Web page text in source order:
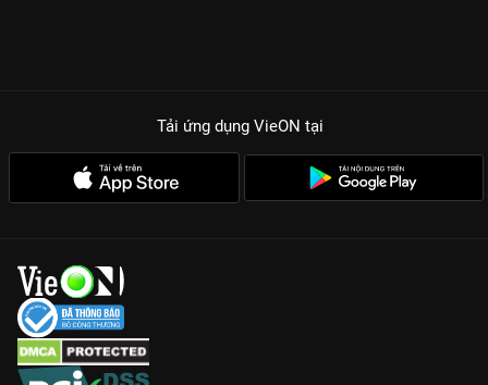
Tải ứng dụng VieON tại